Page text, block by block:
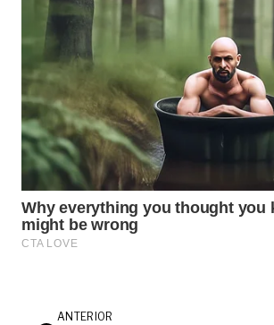
ANTERIOR